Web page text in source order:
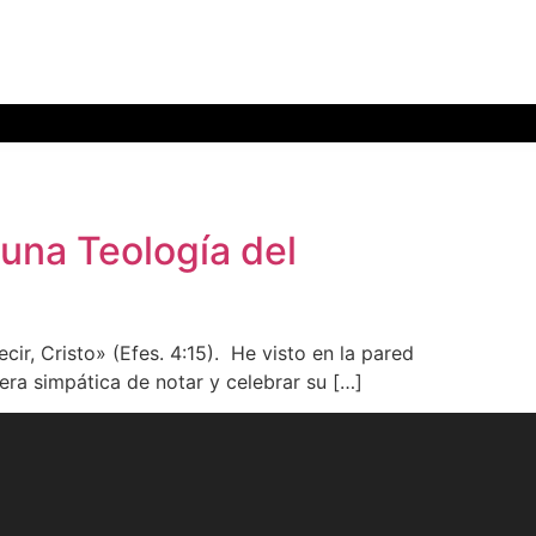
Teología del
Cristo» (Efes. 4:15). He visto en la pared
simpática de notar y celebrar su […]